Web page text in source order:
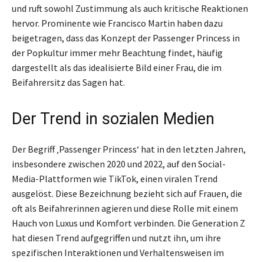
und ruft sowohl Zustimmung als auch kritische Reaktionen
hervor. Prominente wie Francisco Martin haben dazu
beigetragen, dass das Konzept der Passenger Princess in
der Popkultur immer mehr Beachtung findet, häufig
dargestellt als das idealisierte Bild einer Frau, die im
Beifahrersitz das Sagen hat.
Der Trend in sozialen Medien
Der Begriff ‚Passenger Princess‘ hat in den letzten Jahren,
insbesondere zwischen 2020 und 2022, auf den Social-
Media-Plattformen wie TikTok, einen viralen Trend
ausgelöst. Diese Bezeichnung bezieht sich auf Frauen, die
oft als Beifahrerinnen agieren und diese Rolle mit einem
Hauch von Luxus und Komfort verbinden. Die Generation Z
hat diesen Trend aufgegriffen und nutzt ihn, um ihre
spezifischen Interaktionen und Verhaltensweisen im